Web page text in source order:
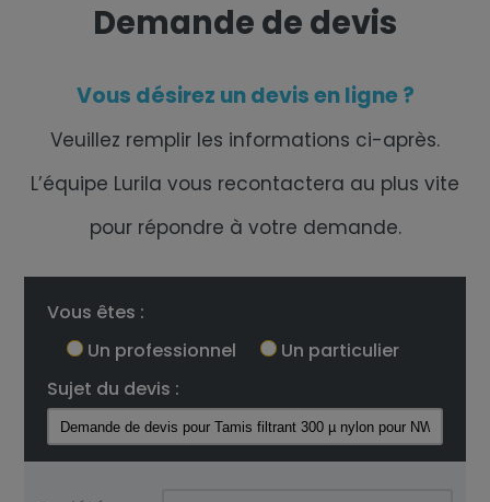
Demande de devis
Vous désirez un devis en ligne ?
Veuillez remplir les informations ci-après.
L’équipe Lurila vous recontactera au plus vite
pour répondre à votre demande.
Vous êtes :
Un professionnel
Un particulier
Sujet du devis :